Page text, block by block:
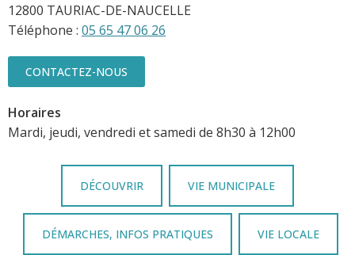
12800 TAURIAC-DE-NAUCELLE
Téléphone : 05 65 47 06 26
CONTACTEZ-NOUS
Horaires
Mardi, jeudi, vendredi et samedi de 8h30 à 12h00
DÉCOUVRIR VIE MUNICIPALE
DÉMARCHES, INFOS PRATIQUES VIE LOCALE